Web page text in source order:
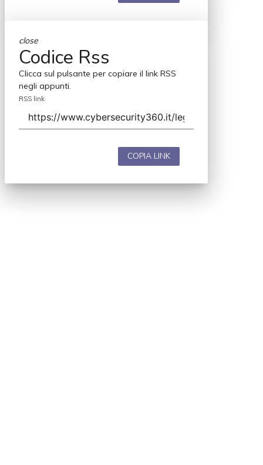
close
Codice Rss
Clicca sul pulsante per copiare il link RSS
negli appunti.
RSS link
COPIA LINK